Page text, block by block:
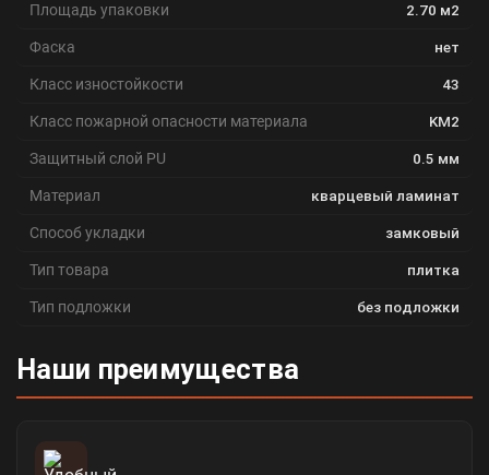
Площадь упаковки 2.70 м2
Фаска нет
Класс изностойкости 43
Класс пожарной опасности материала KM2
Защитный слой PU 0.5 мм
Материал кварцевый ламинат
Способ укладки замковый
Тип товара плитка
Тип подложки без подложки
Наши преимущества